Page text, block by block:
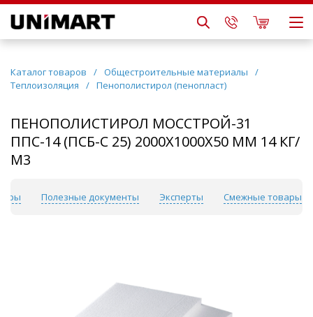
Каталог товаров / Общестроительные материалы
/
Теплоизоляция
/ Пенополистирол (пенопласт)
ПЕНОПОЛИСТИРОЛ МОССТРОЙ-31
ППС-14 (ПСБ-С 25) 2000Х1000Х50 ММ 14 КГ/
М3
Полезные документы Эксперты Смежные товары